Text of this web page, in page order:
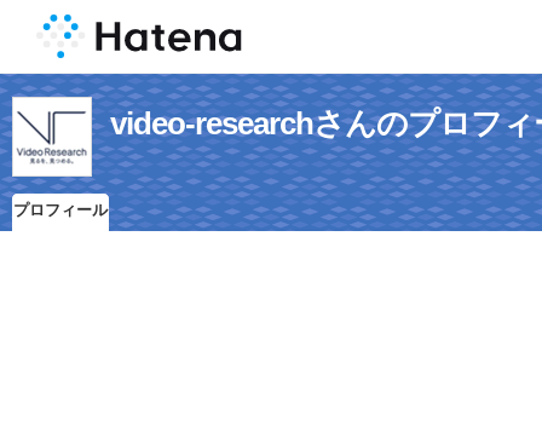
video-researchさんのプロフィ
プロフィール